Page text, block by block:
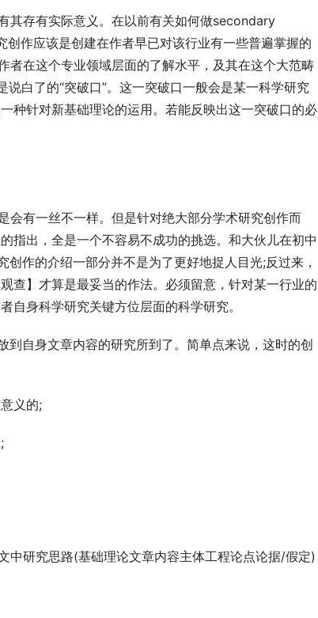
其存有实际意义。在以前有关如何做secondary
作应该是创建在作者早已对该行业有一些普遍掌握的
在这个专业领域层面的了解水平，及其在这个大范畴
白了的“突破口”。这一突破口一般会是某一科学研究
种针对新基础理论的运用。若能反映出这一突破口的必
有一丝不一样。但是针对绝大部分学术研究创作而
指出，全是一个不容易不成功的挑选。和大伙儿在初中
作的介绍一部分并不是为了更好地捉人目光;反过来，
查】才算是最妥当的作法。必须留意，针对某一行业的
自身科学研究关键方位层面的科学研究。
自身文章内容的研究所到了。简单点来说，这时的创
义的;
中研究思路(基础理论文章内容主体工程论点论据/假定)